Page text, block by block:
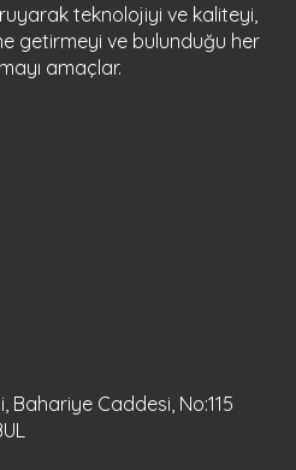
teknolojiyi ve kaliteyi,
getirmeyi ve bulunduğu her
amaçlar.
Bahariye Caddesi, No:115